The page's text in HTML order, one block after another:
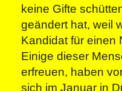
keine Gifte
geändert hat, weil
Kandidat für einen
Einige dieser
erfreuen, haben
sich im Januar in